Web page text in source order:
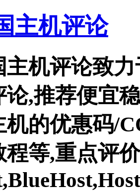
主机评论
主机评论致
论,推荐便宜
的优惠码/
程等,重点评价